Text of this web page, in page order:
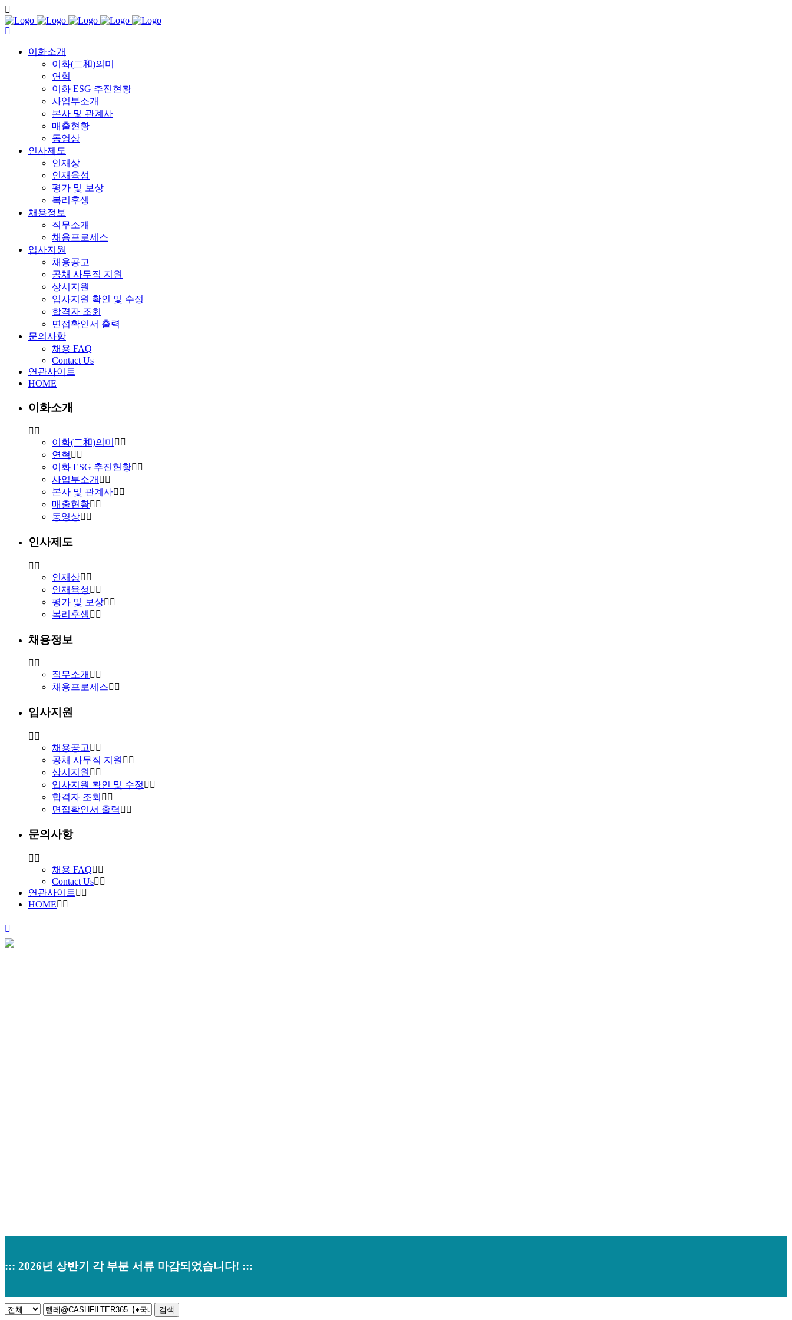
이화소개
이화(二和)의미
연혁
이화 ESG 추진현황
사업부소개
본사 및 관계사
매출현황
동영상
인사제도
인재상
인재육성
평가 및 보상
복리후생
채용정보
직무소개
채용프로세스
입사지원
채용공고
공채 사무직 지원
상시지원
입사지원 확인 및 수정
합격자 조회
면접확인서 출력
문의사항
채용 FAQ
Contact Us
연관사이트
HOME
이화소개
이화(二和)의미
연혁
이화 ESG 추진현황
사업부소개
본사 및 관계사
매출현황
동영상
인사제도
인재상
인재육성
평가 및 보상
복리후생
채용정보
직무소개
채용프로세스
입사지원
채용공고
공채 사무직 지원
상시지원
입사지원 확인 및 수정
합격자 조회
면접확인서 출력
문의사항
채용 FAQ
Contact Us
연관사이트
HOME
::: 2026년 상반기 각 부분 서류 마감되었습니다! :::
검색